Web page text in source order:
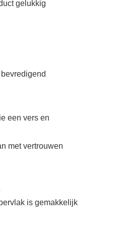
gelukkig
een vers en
met vertrouwen
is gemakkelijk